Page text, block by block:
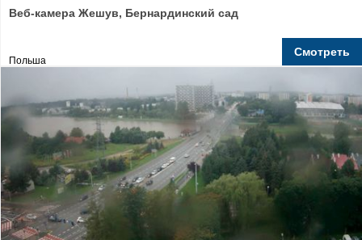
Веб-камера Жешув, Бернардинский сад
Польша
Смотреть